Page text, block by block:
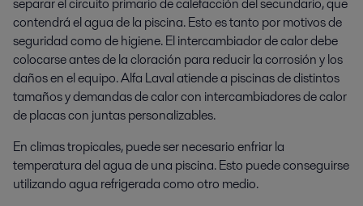
contendrá el agua de la piscina. Esto es tanto por motivos de
seguridad como de higiene. El intercambiador de calor debe
colocarse antes de la cloración para reducir la corrosión y los
daños en el equipo. Alfa Laval atiende a piscinas de distintos
tamaños y demandas de calor con intercambiadores de calor
de placas con juntas personalizables.
En climas tropicales, puede ser necesario enfriar la
temperatura del agua de una piscina. Esto puede conseguirse
utilizando agua refrigerada como otro medio.